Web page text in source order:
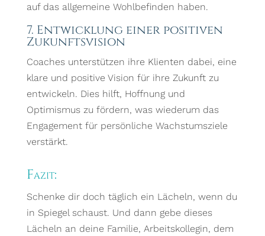
auf das allgemeine Wohlbefinden haben.
7. Entwicklung einer positiven
Zukunftsvision
Coaches unterstützen ihre Klienten dabei, eine
klare und positive Vision für ihre Zukunft zu
entwickeln. Dies hilft, Hoffnung und
Optimismus zu fördern, was wiederum das
Engagement für persönliche Wachstumsziele
verstärkt.
Fazit:
Schenke dir doch täglich ein Lächeln, wenn du
in Spiegel schaust. Und dann gebe dieses
Lächeln an deine Familie, Arbeitskollegin, dem